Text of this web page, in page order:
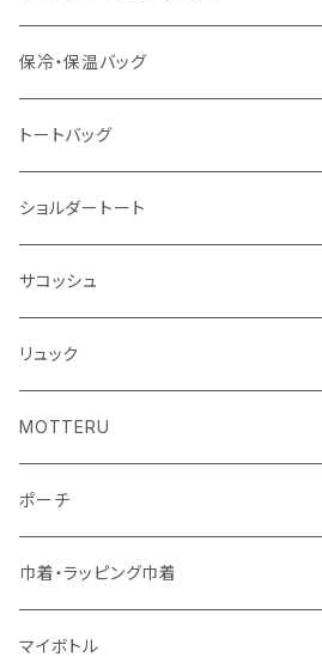
冷感タオル
ハンカチ
バッジ
ライティングスタンド
アクリル雑貨
ポンチョ
ポリエステル
フェアトレードコットン
ジュートコットン
キャンパス
不織布
コットン
保冷・保温バッグ
キャンパス
デニム
ポリエステル
不織布
トートバッグ
オーガニックコットン
シーチング
10oz
フェアトレードコットン
コットンリネン
ジュートコットン
再生ファブリック
コットン
5oz
キャンパス
ショルダートート
オーガニックコットン
コットンリネン
再生ファブリック
5oz
10oz
コットン
シーチング
キャンパス
10oz
デニム
サコッシュ
オーガニックコットン
フェアトレードコットン
ジュートコットン
再生ファブリック
5oz
コットン
リュック
コットン
5oz
デニム
ポリエステル
不織布
MOTTERU
お買い物バッグ
ボトル
タンブラー
ポーチ
オーガニックコットン
フェアトレードコットン
巾着・ラッピング巾着
コットン
マイボトル